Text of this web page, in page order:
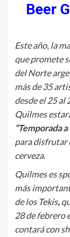
Beer
Este año, la
que promete
del Norte
más de 35
desde el 25 al
Quilmes
“Temporada
para disfrutar
cerveza.
Quilmes es
más
de los Tekis,
28 de febrero
contará con